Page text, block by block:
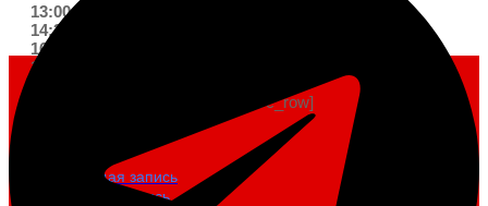
13:00.«Сити» — «Кристалл»
14:30.
16:00.
17:30.
[/vc_column_text][/vc_column][/vc_row]
Предыдущая запись
Следующая запись